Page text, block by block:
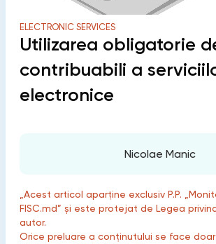
ELECTRONIC SERVICES
Utilizarea obligatorie
contribuabili a
electronice
Nicolae Manic
„Acest articol aparține exclusiv P.P.
FISC.md” și este protejat de Legea
autor.
Orice preluare a conținutului se face